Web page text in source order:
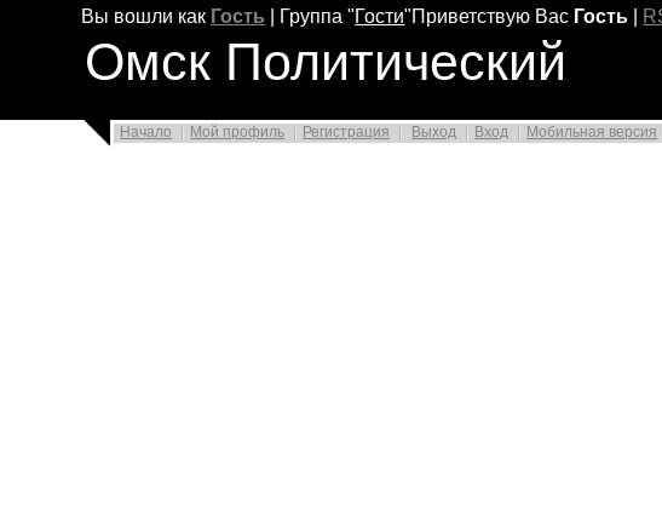
Вы вошли как Гость Группа "Гости"Приветствую Вас Гость
Омск Политический
Начало Мой профиль Регистрация Выход Вход Мобильная версия